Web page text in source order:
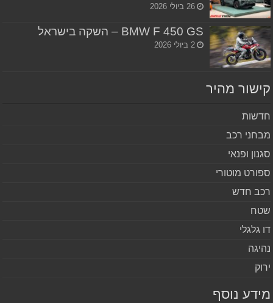
26 ביולי 2026
BMW F 450 GS – השקה בישראל
2 ביולי 2026
מהיר
רכב
ופנאי
מוטורי
חדש
גלגלי
נוסף